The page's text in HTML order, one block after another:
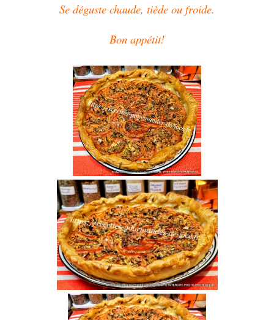
Se déguste chaude, tiède ou froide.
Bon appétit!